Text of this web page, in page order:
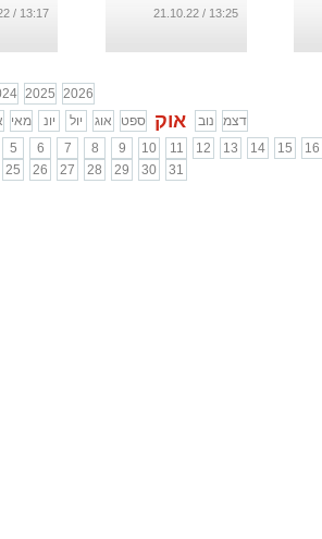
...
13:25 / 21.10.22
הרבה
...
13:17 / 19.10.22
2025 2026
מאי יונ יול אוג ספט אוק נוב
דצמ
5 6 7 8 9 10 11 12 13 14 15 16
25 26 27 28 29 30 31